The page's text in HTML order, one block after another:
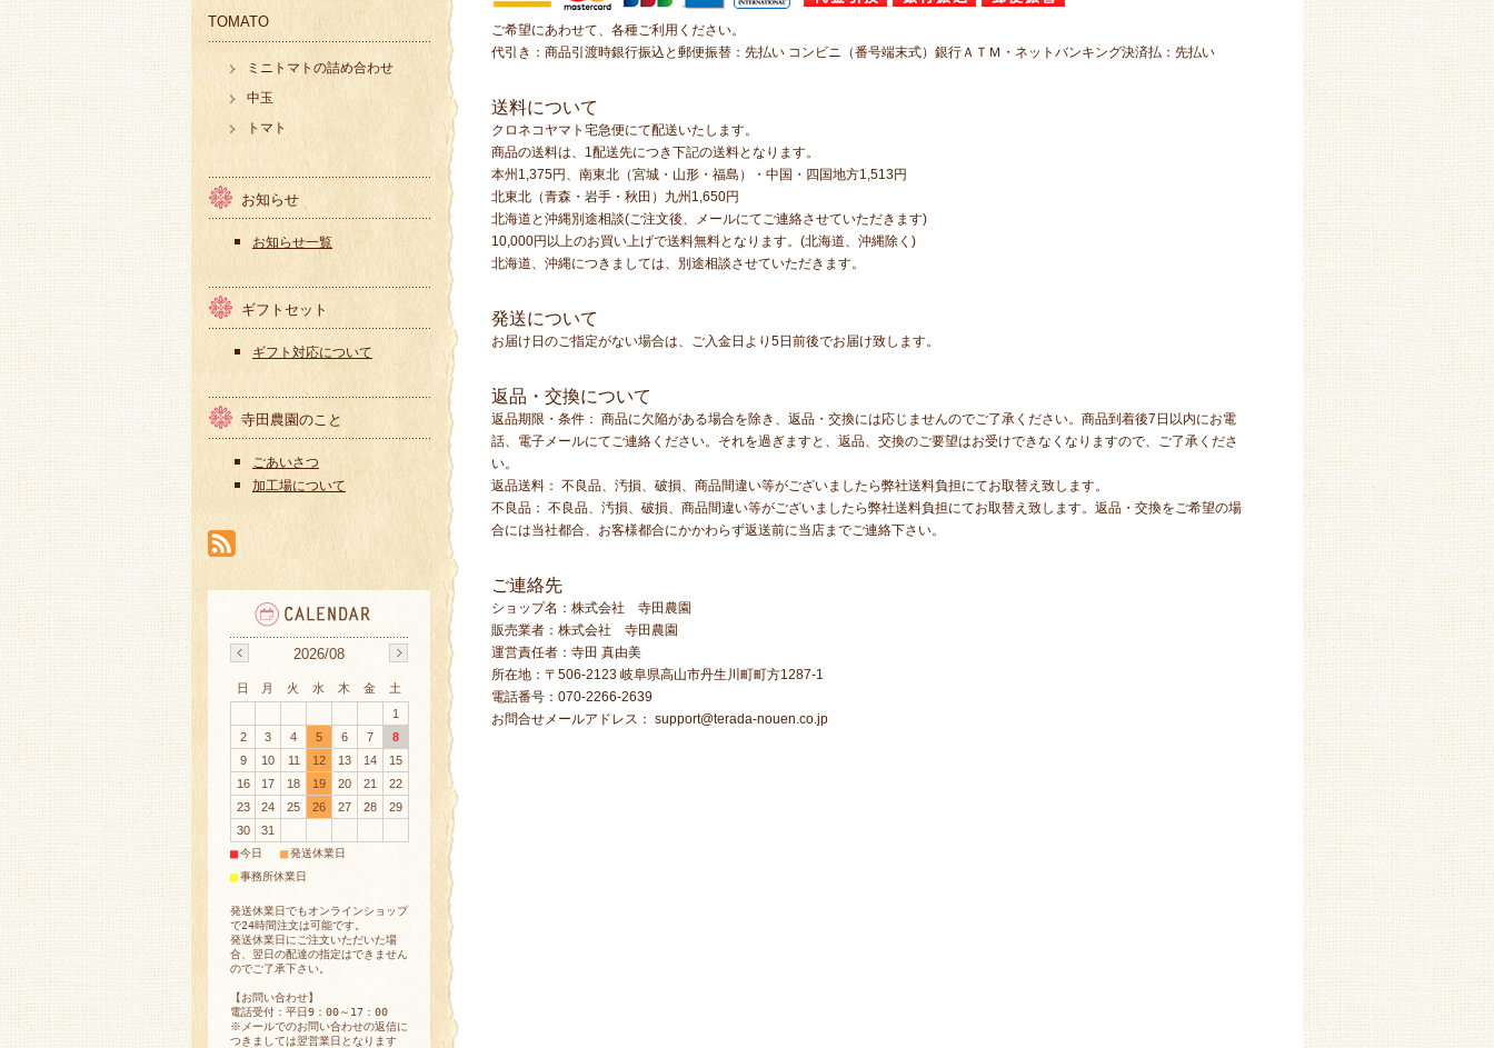
ご希望にあわせて、各種ご利用ください。
代引き：商品引渡時銀行振込と郵便振替：先払い コンビニ（番号端末式）銀行ＡＴＭ・ネットバンキング決済払：先払い
送料について
クロネコヤマト宅急便にて配送いたします。
商品の送料は、1配送先につき下記の送料となります。
本州1,375円、南東北（宮城・山形・福島）・中国・四国地方1,513円
北東北（青森・岩手・秋田）九州1,650円
北海道と沖縄別途相談(ご注文後、メールにてご連絡させていただきます)
10,000円以上のお買い上げで送料無料となります。(北海道、沖縄除く)
北海道、沖縄につきましては、別途相談させていただきます。
発送について
お届け日のご指定がない場合は、ご入金日より5日前後でお届け致します。
返品・交換について
返品期限・条件： 商品に欠陥がある場合を除き、返品・交換には応じませんのでご了承ください。商品到着後7日以内にお電
話、電子メールにてご連絡ください。それを過ぎますと、返品、交換のご要望はお受けできなくなりますので、ご了承くださ
い。
返品送料： 不良品、汚損、破損、商品間違い等がございましたら弊社送料負担にてお取替え致します。
不良品： 不良品、汚損、破損、商品間違い等がございましたら弊社送料負担にてお取替え致します。返品・交換をご希望の場
合には当社都合、お客様都合にかかわらず返送前に当店までご連絡下さい。
ご連絡先
ショップ名：株式会社 寺田農園
販売業者：株式会社 寺田農園
運営責任者：寺田 真由美
所在地：〒506-2123 岐阜県高山市丹生川町町方1287-1
電話番号：070-2266-2639
お問合せメールアドレス： support@terada-nouen.co.jp
TOMATO
ミニトマトの詰め合わせ
中玉
トマト
お知らせ
お知らせ一覧
ギフトセット
ギフト対応について
寺田農園のこと
ごあいさつ
加工場について
2026/08
日 月 火 水 木 金
土
1
2
3 4 5 6 7
8
9
10 11 12 13 14
15
16
17 18 19 20 21
22
23
24 25 26 27 28
29
30
31
■今日 ■発送休業日
■事務所休業日
発送休業日でもオンラインショップ
で24時間注文は可能です。
発送休業日にご注文いただいた場
合、翌日の配達の指定はできません
のでご了承下さい。
【お問い合わせ】
電話受付：平日9：00～17：00
※メールでのお問い合わせの返信に
つきましては翌営業日となります